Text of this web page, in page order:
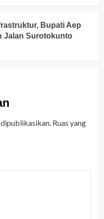
Bupati Aep
Jalan Surotokunto
Ruas yang